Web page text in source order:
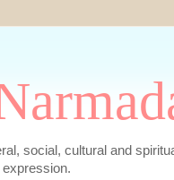
social, cultural and